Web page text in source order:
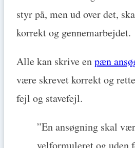
styr på, men ud over det,
korrekt og gennemarbejdet.
Alle kan skrive enpæn
være skrevet korrekt og
fejl og stavefejl.
”En ansøgning skal
velformuleret og uden